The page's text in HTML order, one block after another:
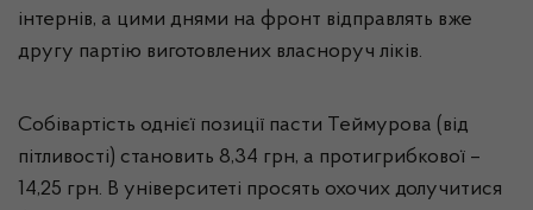
інтернів, а цими днями на фронт відправлять вже
другу партію виготовлених власноруч ліків.
Собівартість однієї позиції пасти Теймурова (від
пітливості) становить 8,34 грн, а протигрибкової –
14,25 грн. В університеті просять охочих долучитися